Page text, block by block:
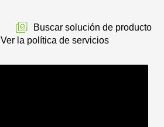
Buscar solución de producto
Ver la política de servicios